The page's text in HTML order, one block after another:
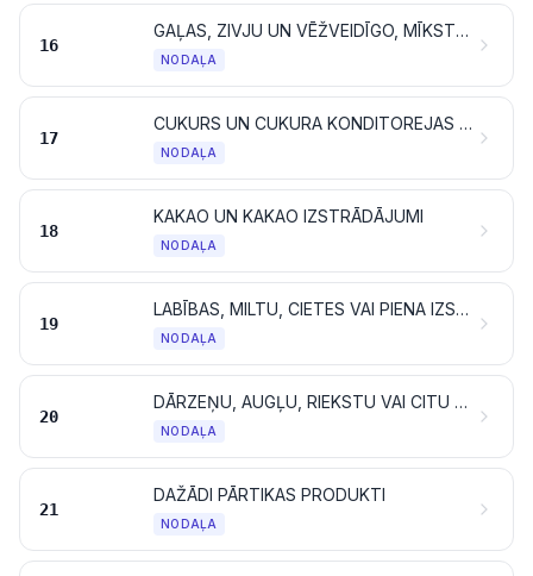
16
GAĻAS, ZIVJU UN VĒŽVEIDĪGO, MĪKSTMIEŠU VAI CITU ŪDENS BEZMUGURKAULNIEKU, VAI KUKAIŅU IZSTRĀDĀJUMI
NODAĻA
17
CUKURS UN CUKURA KONDITOREJAS IZSTRĀDĀJUMI
NODAĻA
18
KAKAO UN KAKAO IZSTRĀDĀJUMI
NODAĻA
19
LABĪBAS, MILTU, CIETES VAI PIENA IZSTRĀDĀJUMI; MILTU KONDITOREJAS IZSTRĀDĀJUMI
NODAĻA
20
DĀRZEŅU, AUGĻU, RIEKSTU VAI CITU AUGU DAĻU IZSTRĀDĀJUMI
NODAĻA
21
DAŽĀDI PĀRTIKAS PRODUKTI
NODAĻA